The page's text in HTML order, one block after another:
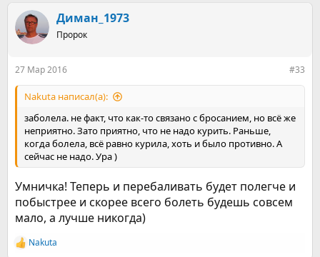
к
ц
и
Диман_1973
Пророк
27 Мар 2016 #33
Nakuta написал(а):
заболела. не факт, что как-то связано с бросанием, но всё же
неприятно. Зато приятно, что не надо курить. Раньше,
когда болела, всё равно курила, хоть и было противно. А
сейчас не надо. Ура )
Умничка! Теперь и перебаливать будет полегче и
побыстрее и скорее всего болеть будешь совсем
мало, а лучше никогда)
Р
Nakuta